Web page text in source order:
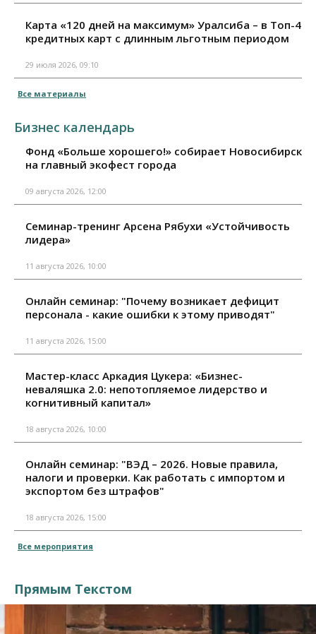
Карта «120 дней на максимум» Уралсиба – в Топ-4
кредитных карт с длинным льготным периодом
29 июля 2026, 09:10
Все материалы
Бизнес календарь
Фонд «Больше хорошего!» собирает Новосибирск
на главный экофест города
09 августа 2026, 12:00
Семинар-тренинг Арсена Рябухи «Устойчивость
лидера»
11 августа 2026, 10:00
Онлайн семинар: "Почему возникает дефицит
персонала - какие ошибки к этому приводят"
11 августа 2026, 15:00
Мастер-класс Аркадия Цукера: «Бизнес-
неваляшка 2.0: непотопляемое лидерство и
когнитивный капитал»
18 августа 2026, 10:00
Онлайн семинар: "ВЭД – 2026. Новые правила,
налоги и проверки. Как работать с импортом и
экспортом без штрафов"
18 августа 2026, 15:00
Все мероприятия
Прямым Текстом